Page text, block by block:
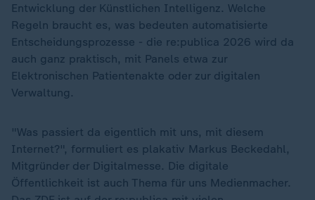
Entwicklung der Künstlichen Intelligenz. Welche
Regeln braucht es, was bedeuten automatisierte
Entscheidungsprozesse - die re:publica 2026 wird da
auch ganz praktisch, mit Panels etwa zur
Elektronischen Patientenakte oder zur digitalen
Verwaltung.
"Was passiert da eigentlich mit uns, mit diesem
Internet?", formuliert es plakativ Markus Beckedahl,
Mitgründer der Digitalmesse. Die digitale
Öffentlichkeit ist auch Thema für uns Medienmacher.